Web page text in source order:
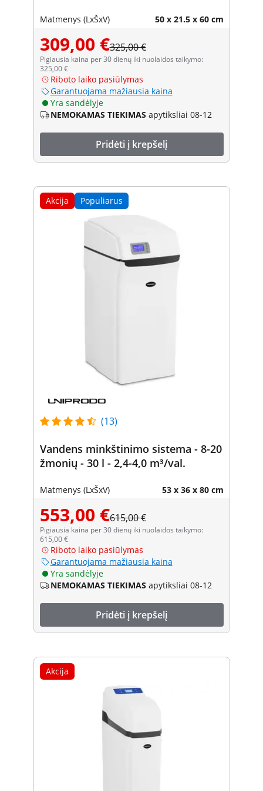
Matmenys (LxŠxV) 50 x 21.5 x 60 cm
309,00 €325,00 €
Pigiausia kaina per 30 dienų iki nuolaidos taikymo:
325,00 €
Riboto laiko pasiūlymas
Garantuojama mažiausia kaina
Yra sandėlyje
NEMOKAMAS TIEKIMAS apytiksliai 08-12
Pridėti į krepšelį
Akcija Populiarus
(13)
Vandens minkštinimo sistema - 8-20
žmonių - 30 l - 2,4-4,0 m³/val.
Matmenys (LxŠxV) 53 x 36 x 80 cm
553,00 €615,00 €
Pigiausia kaina per 30 dienų iki nuolaidos taikymo:
615,00 €
Riboto laiko pasiūlymas
Garantuojama mažiausia kaina
Yra sandėlyje
NEMOKAMAS TIEKIMAS apytiksliai 08-12
Pridėti į krepšelį
Akcija